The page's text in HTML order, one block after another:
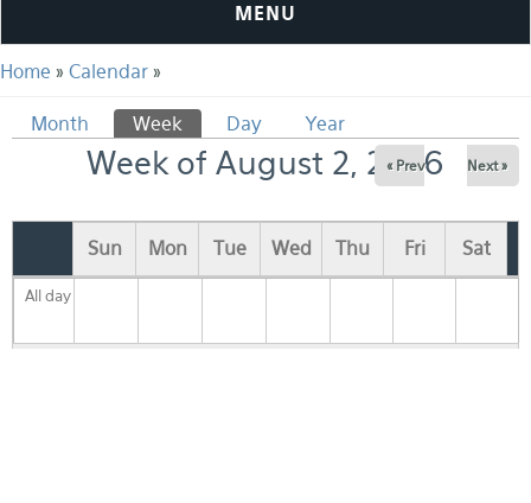
MENU
You are here
Home » Calendar »
Primary tabs
Month Week (active tab)
Day Year
Week of August 2, 2026
« Prev Next »
Sun Mon Tue Wed Thu Fri Sat
All day